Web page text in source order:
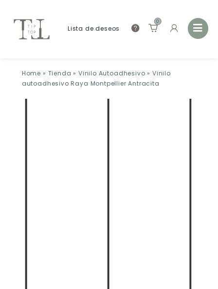
Lista de deseos
0
Home » Tienda » Vinilo Autoadhesivo » Vinilo
autoadhesivo Raya Montpellier Antracita